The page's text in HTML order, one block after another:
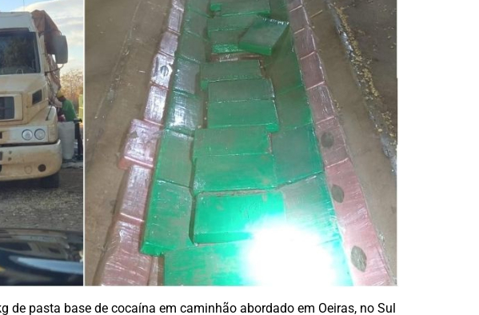
de pasta base de cocaína em caminhão abordado em Oeiras, no Sul